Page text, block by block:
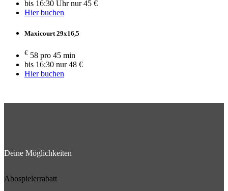
bis 16:30 Uhr nur 45 €
Hier buchen
Maxicourt 29x16,5
€ 58 pro 45 min
bis 16:30 nur 48 €
Hier buchen
Deine Möglichkeiten
Abospielerrabatt